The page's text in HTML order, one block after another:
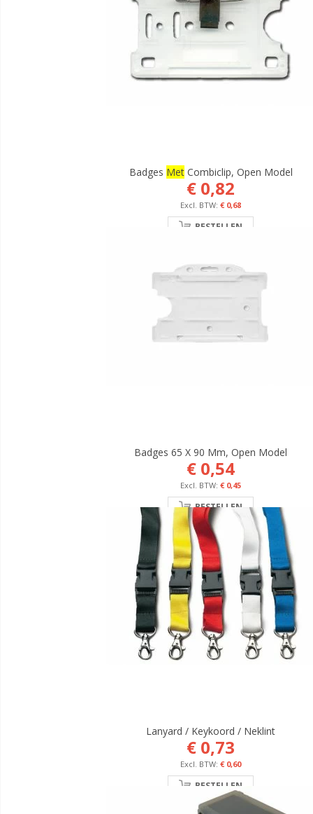
Badges MetCombiclip, Open Model
€ 0,82
€ 0,68
BESTELLEN
Badges 65 X 90 Mm, Open Model
€ 0,54
€ 0,45
BESTELLEN
Lanyard / Keykoord / Neklint
€ 0,73
€ 0,60
BESTELLEN